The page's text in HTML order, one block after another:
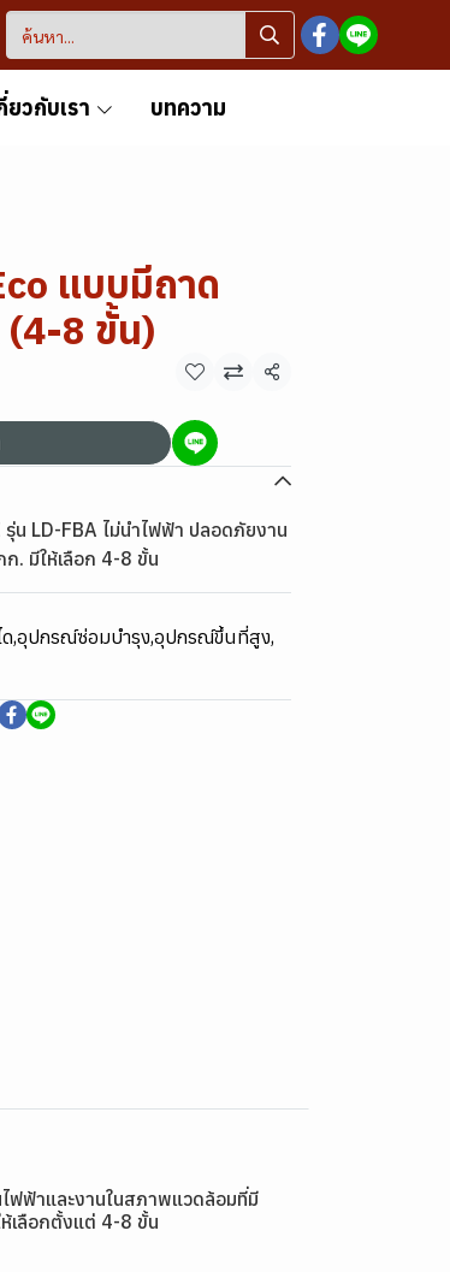
ยวกับเรา บทความ
แบบมีถาด
(4-8 ขั้น)
แชร์
น LD-FBA ไม่นำไฟฟ้า ปลอดภัยงาน
. มีให้เลือก 4-8 ขั้น
,อุปกรณ์ซ่อมบำรุง,อุปกรณ์ขึ้นที่สูง,
ฟฟ้าและงานในสภาพแวดล้อมที่มี
เลือกตั้งแต่ 4-8 ขั้น